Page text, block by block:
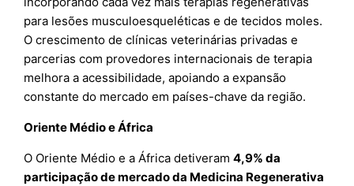
para lesões musculoesqueléticas e de tecidos moles.
O crescimento de clínicas veterinárias privadas e
parcerias com provedores internacionais de terapia
melhora a acessibilidade, apoiando a expansão
constante do mercado em países-chave da região.
Oriente Médio e África
O Oriente Médio e a África detiveram4,9% da
participação de mercado da Medicina Regenerativa